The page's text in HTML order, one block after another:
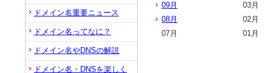
09月
08月
07月
03月
02月
01月
ドメイン名重要ニュース
ドメイン名ってなに？
ドメイン名やDNSの解説
ドメイン名・DNSを楽しく